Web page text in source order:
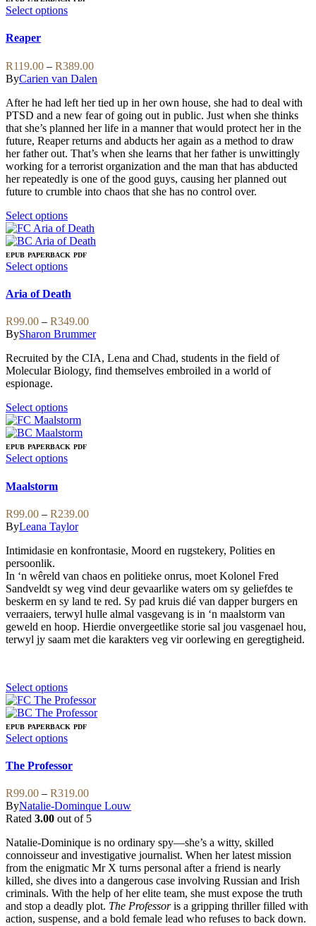
variants.
be
chosen
on
the
product
page
Select optionsThis
variants.
The
options
may
be
chosen
on
the
product
page
Reaper
R119.00 – R389.00Price
range:
through
R389.00
ByCarien van Dalen
After he had left her tied up in her own house, she had to deal with
PTSD and a new fear of going out in public. Just when she thinks
that she’s planned her life in a manner that would protect her in the
future, Reaper returns and abducts her again as a method to draw
her father out. That’s when she learns that her father is unwittingly
working for a terrorist organization and the man that has abducted
her repeatedly is one of the good guys, causing her planned out
future to crumble into chaos that she has no control over.
Select optionsThis
product
has
multiple
variants.
options
be
chosen
on
the
product
page
EPUB PAPERBACK PDF
Select optionsThis
has
variants.
The
options
may
be
chosen
the
product
page
Aria of Death
R99.00 – R349.00Price
range:
through
R349.00
BySharon Brummer
Recruited by the CIA, Lena and Chad, students in the field of
Molecular Biology, find themselves embroiled in a world of
espionage.
Select optionsThis
product
has
multiple
variants.
be
chosen
on
the
page
EPUB PAPERBACK PDF
Select optionsThis
variants.
The
options
may
chosen
on
the
product
page
Maalstorm
R99.00 – R239.00Price
through
ByLeana Taylor
Intimidasie en konfrontasie, Moord en rugstekery, Polities en
persoonlik.
In ‘n wêreld van chaos en politieke onrus, moet Kolonel Fred
Sandveldt sy weg vind deur gevaarlike waters om sy geliefdes te
beskerm en sy land te red. Sy pad kruis dié van dapper burgers en
verraaiers, terwyl hulle almal vasgevang is in ‘n maalstorm van
geweld en hoop. Hierdie onvergeetlike storie sal jou vasgenael hou,
terwyl jy saam met die karakters veg vir oorlewing en geregtigheid.
Select optionsThis
product
has
multiple
variants.
options
be
chosen
on
the
product
page
EPUB PAPERBACK PDF
Select optionsThis
has
variants.
The
options
may
be
chosen
on
the
product
page
The Professor
R99.00 – R319.00Price
range:
R99.00
R319.00
ByNatalie-Dominque Louw
Rated 3.00 out of 5
Natalie-Dominique is no ordinary spy—she’s a witty, skilled
connoisseur and investigative journalist. When her latest mission
from the enigmatic Mr X turns personal after a friend is nearly
killed, she dives into a dangerous case involving Russian and Irish
criminals. With the help of her elite team, she must expose the truth
and stop a deadly plot. The Professoris a gripping thriller filled with
action, suspense, and a bold female lead who refuses to back down.